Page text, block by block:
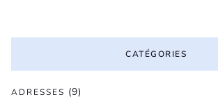
CATÉGORIES
ADRESSES (9)